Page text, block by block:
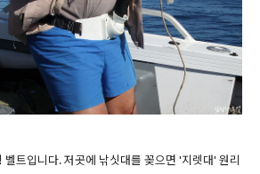
벨트입니다. 저곳에 낚싯대를 꽂으면 '지렛대' 원리